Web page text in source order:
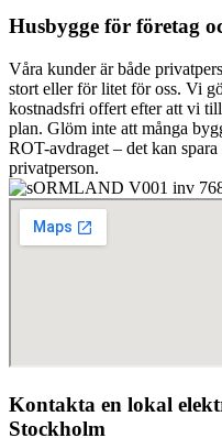
Husbygge för företag
Våra kunder är både
stort eller för litet för oss. Vi
kostnadsfri offert efter att vi
plan. Glöm inte att många
ROT-avdraget – det kan
privatperson.
Kontakta en lokal
Stockholm